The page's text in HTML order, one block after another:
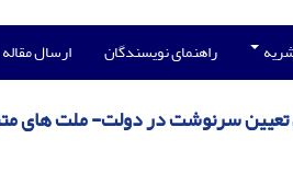
راهنمای نویسندگان ارسال مقاله
تعیین سرنوشت در دولت- ملت های